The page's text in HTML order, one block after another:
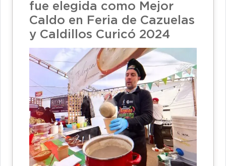
fue elegida como Mejor
Caldo en Feria de Cazuelas
y Caldillos Curicó 2024